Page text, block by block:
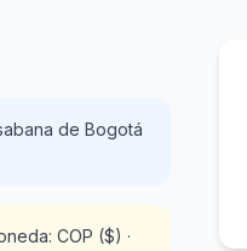
de Bogotá
COP ($) ·